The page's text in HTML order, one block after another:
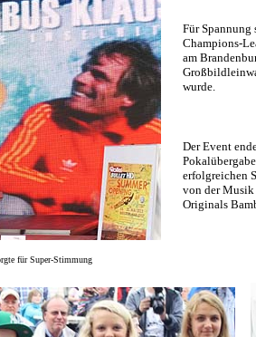
für Super-Stimmung
Für Spannung
Champions-
am
wurde.
Der Event
erfolgreichen
von der Musik
Originals